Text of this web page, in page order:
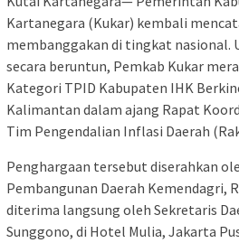
Kartanegara (Kukar) kembali
membanggakan di tingkat nasional.
secara beruntun, Pemkab Kukar
Kategori TPID Kabupaten IHK
Kalimantan dalam ajang Rapat
Tim Pengendalian Inflasi Daerah
Penghargaan tersebut diserahkan
Pembangunan Daerah Kemendagri,
diterima langsung oleh Sekretaris
Sunggono, di Hotel Mulia, Jakarta